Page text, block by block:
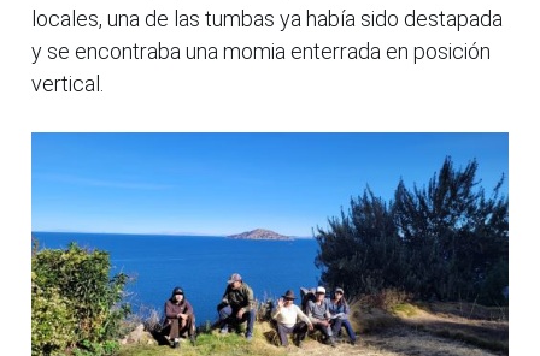
locales, una de las tumbas ya había sido destapada
y se encontraba una momia enterrada en posición
vertical.